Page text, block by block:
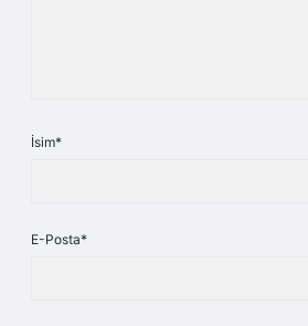
İsim*
E-Posta*